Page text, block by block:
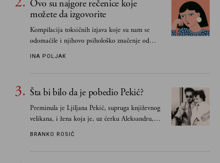
Ovo su najgore rečenice koje
možete da izgovorite
Kompilacija toksičnih izjava koje su nam se
odomaćile i njihovo psihološko značenje od
INA POLJAK
Šta bi bilo da je pobedio Pekić?
Preminula je Ljiljana Pekić, supruga književnog
velikana, i žena koja je, uz ćerku Aleksandru,
vodila računa o zaostavštini pisca. Ovu priču o
BRANKO ROSIĆ